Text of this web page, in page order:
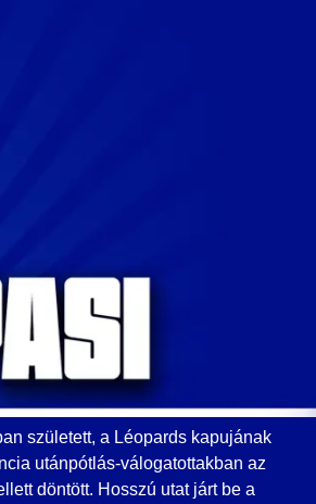
született, a Léopards kapujának
utánpótlás-válogatottakban az
döntött. Hosszú utat járt be a